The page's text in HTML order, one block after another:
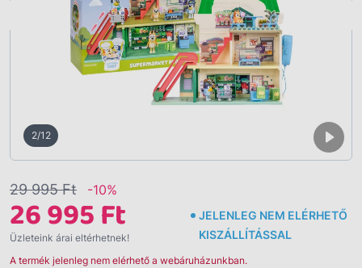
Vissza
2/12
29 995 Ft -10%
26 995 Ft
Üzleteink árai eltérhetnek!
JELENLEG NEM ELÉRHETŐ
KISZÁLLÍTÁSSAL
A termék jelenleg nem elérhető a webáruházunkban.